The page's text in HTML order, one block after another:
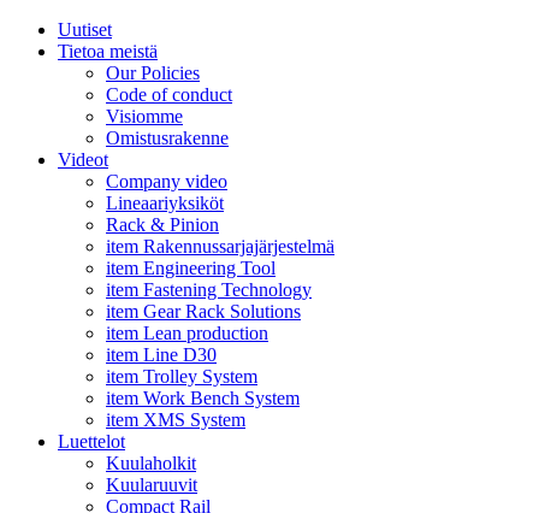
Uutiset
Tietoa meistä
Our Policies
Code of conduct
Visiomme
Omistusrakenne
Videot
Company video
Lineaariyksiköt
Rack & Pinion
item Rakennussarjajärjestelmä
item Engineering Tool
item Fastening Technology
item Gear Rack Solutions
item Lean production
item Line D30
item Trolley System
item Work Bench System
item XMS System
Luettelot
Kuulaholkit
Kuularuuvit
Compact Rail